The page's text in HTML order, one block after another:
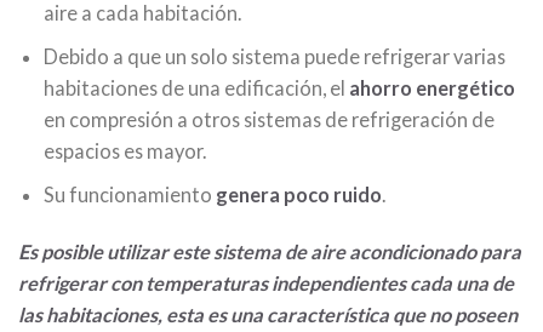
aire a cada habitación.
Debido a que un solo sistema puede refrigerar varias
habitaciones de una edificación, el ahorro energético
en compresión a otros sistemas de refrigeración de
espacios es mayor.
Su funcionamiento genera poco ruido
Es posible utilizar este sistema de aire acondicionado para
refrigerar con temperaturas independientes cada una de
las habitaciones, esta es una característica que no poseen